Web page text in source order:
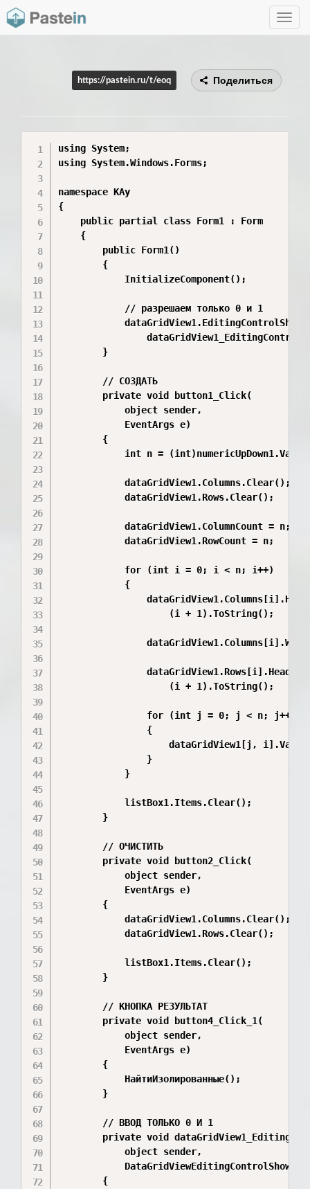
Toggle
https://pastein.ru/t/eoq Поделиться
using System;
using System.Windows.Forms;
namespace KAy
{
    public partial class Form1 : Form
    {
        public Form1()
        {
            InitializeComponent();
            // разрешаем только 0 и 1
        }
        // СОЗДАТЬ
        private void button1_Click(
            object sender,
            EventArgs e)
        {
int n =
            dataGridView1.Columns.Clear();
            dataGridView1.Rows.Clear();
            dataGridView1.ColumnCount = n;
            dataGridView1.RowCount = n;
            for (int i = 0; i < n; i++)
            {
                    (i + 1).ToString();
                    (i + 1).ToString();
                for (int j = 0; j < n; j++)
                {
dataGridView1[j, i].Value
                }
            }
            listBox1.Items.Clear();
        }
        // ОЧИСТИТЬ
        private void button2_Click(
            object sender,
            EventArgs e)
        {
            dataGridView1.Columns.Clear();
            dataGridView1.Rows.Clear();
            listBox1.Items.Clear();
        }
        // КНОПКА РЕЗУЛЬТАТ
        private void button4_Click_1(
            object sender,
            EventArgs e)
        {
            НайтиИзолированные();
        }
        // ВВОД ТОЛЬКО 0 И 1
private void
            object sender,
        {